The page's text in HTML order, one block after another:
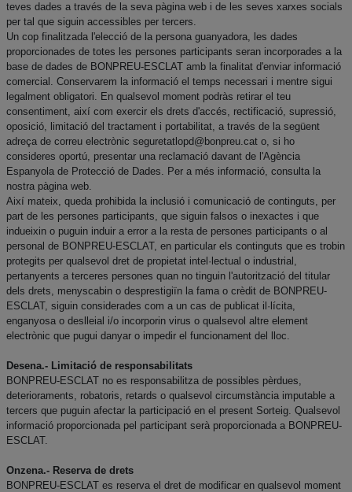
teves dades a través de la seva pàgina web i de les seves xarxes socials
per tal que siguin accessibles per tercers.
Un cop finalitzada l'elecció de la persona guanyadora, les dades
proporcionades de totes les persones participants seran incorporades a la
base de dades de BONPREU-ESCLAT amb la finalitat d'enviar informació
comercial. Conservarem la informació el temps necessari i mentre sigui
legalment obligatori. En qualsevol moment podràs retirar el teu
consentiment, així com exercir els drets d'accés, rectificació, supressió,
oposició, limitació del tractament i portabilitat, a través de la següent
adreça de correu electrònic seguretatlopd@bonpreu.cat o, si ho
consideres oportú, presentar una reclamació davant de l'Agència
Espanyola de Protecció de Dades. Per a més informació, consulta la
nostra pàgina web.
Així mateix, queda prohibida la inclusió i comunicació de continguts, per
part de les persones participants, que siguin falsos o inexactes i que
indueixin o puguin induir a error a la resta de persones participants o al
personal de BONPREU-ESCLAT, en particular els continguts que es trobin
protegits per qualsevol dret de propietat intel·lectual o industrial,
pertanyents a terceres persones quan no tinguin l'autorització del titular
dels drets, menyscabin o desprestigiïn la fama o crèdit de BONPREU-
ESCLAT, siguin considerades com a un cas de publicat il·lícita,
enganyosa o deslleial i/o incorporin virus o qualsevol altre element
electrònic que pugui danyar o impedir el funcionament del lloc.
Desena.- Limitació de responsabilitats
BONPREU-ESCLAT no es responsabilitza de possibles pèrdues,
deterioraments, robatoris, retards o qualsevol circumstància imputable a
tercers que puguin afectar la participació en el present Sorteig. Qualsevol
informació proporcionada pel participant serà proporcionada a BONPREU-
ESCLAT.
Onzena.- Reserva de drets
BONPREU-ESCLAT es reserva el dret de modificar en qualsevol moment